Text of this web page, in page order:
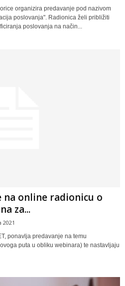
organizira predavanje pod nazivom
poslovanja". Radionica želi približiti
poslovanja na način...
na online radionicu o
za...
2021
ponavlja predavanje na temu
puta u obliku webinara) te nastavljaju